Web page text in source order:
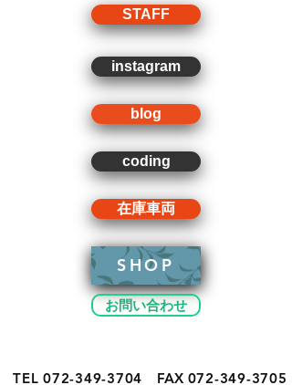
STAFF
instagram
blog
coding
在庫車両
SHOP
お問い合わせ
TEL 072-349-3704 FAX 072-349-3705